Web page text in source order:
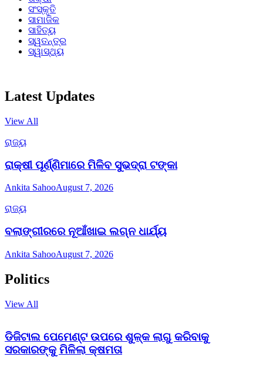
ସଂସ୍କୃତି
ସାମାଜିକ
ସାହିତ୍ୟ
ସ୍ୱତନ୍ତ୍ର
ସ୍ୱାସ୍ଥ୍ୟ
Latest Updates
View All
ରାଜ୍ୟ
ରାକ୍ଷୀ ପୂର୍ଣ୍ଣିମାରେ ମିଳିବ ସୁଭଦ୍ରା ଟଙ୍କା
Ankita SahooAugust 7, 2026
ରାଜ୍ୟ
ବଲାଙ୍ଗୀରରେ ନୂଆଁଖାଇ ଲଗ୍ନ ଧାର୍ଯ୍ୟ
Ankita SahooAugust 7, 2026
Politics
View All
ଡିଜିଟାଲ ପେମେଣ୍ଟ ଉପରେ ଶୁଳ୍କ ଲାଗୁ କରିବାକୁ
ସରକାରଙ୍କୁ ମିଳିଲା କ୍ଷମତା